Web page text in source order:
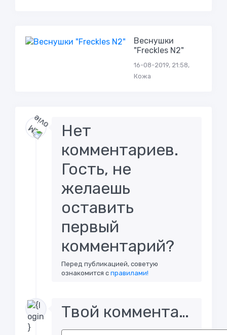
Веснушки
"Freckles N2"
16-08-2019, 21:58,
Кожа
Нет
комментариев.
Гость, не
желаешь
оставить
первый
комментарий?
Перед публикацией, советую
ознакомится справилами!
Твой комментарий..